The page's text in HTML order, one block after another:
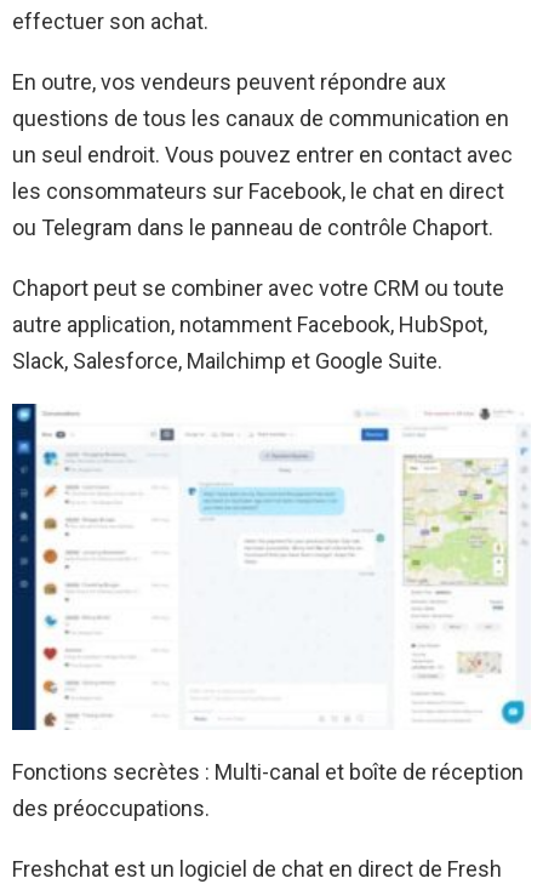
effectuer son achat.
En outre, vos vendeurs peuvent répondre aux
questions de tous les canaux de communication en
un seul endroit. Vous pouvez entrer en contact avec
les consommateurs sur Facebook, le chat en direct
ou Telegram dans le panneau de contrôle Chaport.
Chaport peut se combiner avec votre CRM ou toute
autre application, notamment Facebook, HubSpot,
Slack, Salesforce, Mailchimp et Google Suite.
Fonctions secrètes : Multi-canal et boîte de réception
des préoccupations.
Freshchat est un logiciel de chat en direct de Fresh